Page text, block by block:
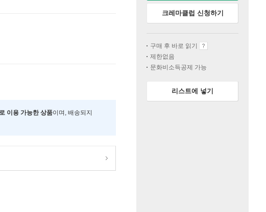
이용 가능한 상품이며, 배송되지
크레마클럽 신청하기
구매 후 바로 읽기
제한없음
문화비소득공제 가능
리스트에 넣기